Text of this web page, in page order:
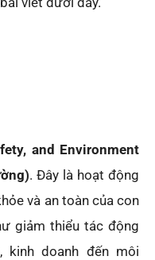
and Environment
. Đây là hoạt động
và an toàn của con
giảm thiểu tác động
kinh doanh đến môi